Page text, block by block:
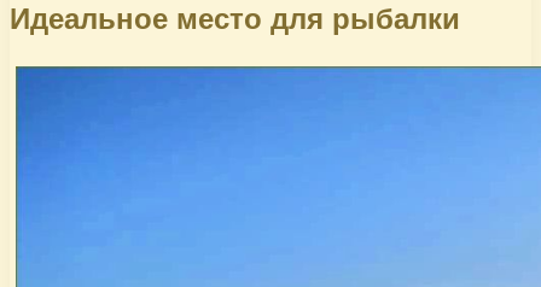
Идеальное место для рыбалки